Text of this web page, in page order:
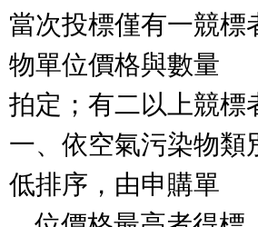
當次投標僅有一競標
物單位價格與數量
拍定；有二以上競標
一、依空氣污染物類
低排序，由申購單